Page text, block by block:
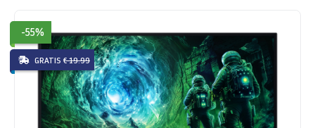
-55%
GRATIS € 19.99